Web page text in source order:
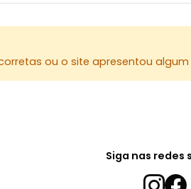
ou o site apresentou algum
Siga nas redes